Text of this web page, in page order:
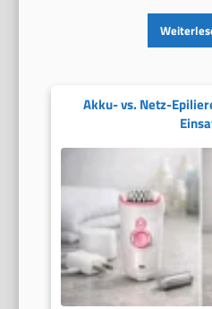
Akku- vs. Netz-